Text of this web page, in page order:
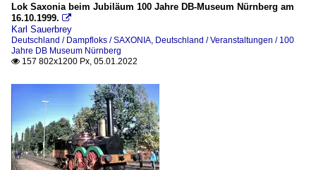
Lok Saxonia beim Jubiläum 100 Jahre DB-Museum Nürnberg am
16.10.1999. 
Karl Sauerbrey
Deutschland / Dampfloks / SAXONIA Deutschland / Veranstaltungen / 100
Jahre DB Museum Nürnberg
 157 802x1200 Px, 05.01.2022